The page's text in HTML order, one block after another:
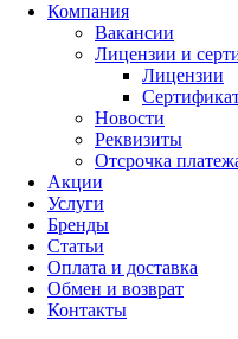
Компания
Вакансии
Лицензии и
Лицензии
Новости
Реквизиты
Отсрочка
Акции
Услуги
Бренды
Статьи
Оплата и доставка
Обмен и возврат
Контакты